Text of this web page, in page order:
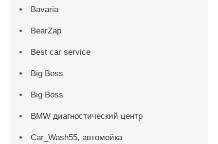
Bavaria
BearZap
Best car service
Big Boss
Big Boss
BMW диагностический центр
Car_Wash55, автомойка